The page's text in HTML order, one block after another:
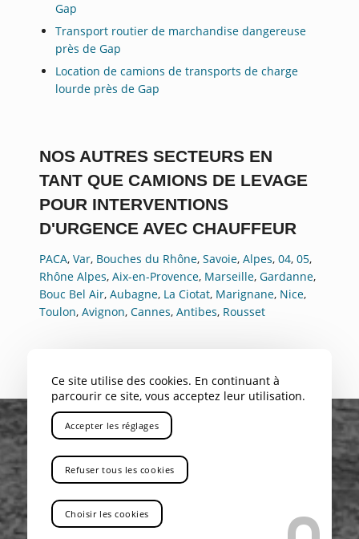
Gap
Transport routier de marchandise dangereuse
près de Gap
Location de camions de transports de charge
lourde près de Gap
NOS AUTRES SECTEURS EN
TANT QUE CAMIONS DE LEVAGE
POUR INTERVENTIONS
D'URGENCE AVEC CHAUFFEUR
PACA, Var, Bouches du Rhône, Savoie, Alpes, 04, 05,
Rhône Alpes, Aix-en-Provence, Marseille, Gardanne,
Bouc Bel Air, Aubagne, La Ciotat, Marignane, Nice,
Toulon, Avignon, Cannes, Antibes, Rousset
VOUS RECHERCHEZ UNE ENTREPRISE QUI
LOUENT DES CAMIONS DE LEVAGE POUR
Ce site utilise des cookies. En continuant à
parcourir ce site, vous acceptez leur utilisation.
Accepter les réglages
Refuser tous les cookies
Choisir les cookies